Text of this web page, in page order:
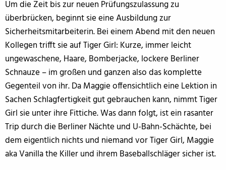
Um die Zeit bis zur neuen Prüfungszulassung zu
überbrücken, beginnt sie eine Ausbildung zur
Sicherheitsmitarbeiterin. Bei einem Abend mit den neuen
Kollegen trifft sie auf Tiger Girl: Kurze, immer leicht
ungewaschene, Haare, Bomberjacke, lockere Berliner
Schnauze – im großen und ganzen also das komplette
Gegenteil von ihr. Da Maggie offensichtlich eine Lektion in
Sachen Schlagfertigkeit gut gebrauchen kann, nimmt Tiger
Girl sie unter ihre Fittiche. Was dann folgt, ist ein rasanter
Trip durch die Berliner Nächte und U-Bahn-Schächte, bei
dem eigentlich nichts und niemand vor Tiger Girl, Maggie
aka Vanilla the Killer und ihrem Baseballschläger sicher ist.